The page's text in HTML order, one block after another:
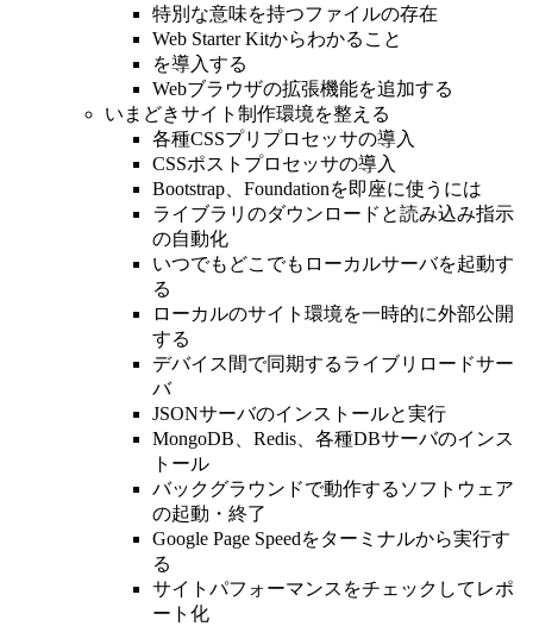
特別な意味を持つファイルの存在
Web Starter Kitからわかること
を導入する
Webブラウザの拡張機能を追加する
いまどきサイト制作環境を整える
各種CSSプリプロセッサの導入
CSSポストプロセッサの導入
Bootstrap、Foundationを即座に使うには
ライブラリのダウンロードと読み込み指示
の自動化
いつでもどこでもローカルサーバを起動す
る
ローカルのサイト環境を一時的に外部公開
する
デバイス間で同期するライブリロードサー
バ
JSONサーバのインストールと実行
MongoDB、Redis、各種DBサーバのインス
トール
バックグラウンドで動作するソフトウェア
の起動・終了
Google Page Speedをターミナルから実行す
る
サイトパフォーマンスをチェックしてレポ
ート化